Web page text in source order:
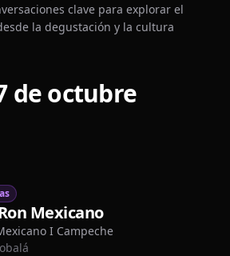
clave para explorar el
la degustación y la cultura
de octubre
Mexicano
I Campeche